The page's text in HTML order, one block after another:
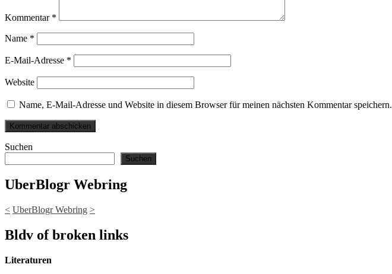
Kommentar *
Name *
E-Mail-Adresse *
Website
Name, E-Mail-Adresse und Website in diesem Browser für meinen nächsten Kommentar speichern.
Suchen
Suchen
UberBlogr Webring
< UberBlogr Webring >
Bldv of broken links
Literaturen